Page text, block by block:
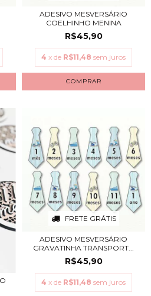
ADESIVO MESVERSÁRIO
COELHINHO MENINA
R$45,90
4 x de R$11,48 sem juros
FRETE GRÁTIS
ADESIVO MESVERSÁRIO
GRAVATINHA TRANSPORT...
R$45,90
4 x de R$11,48 sem juros